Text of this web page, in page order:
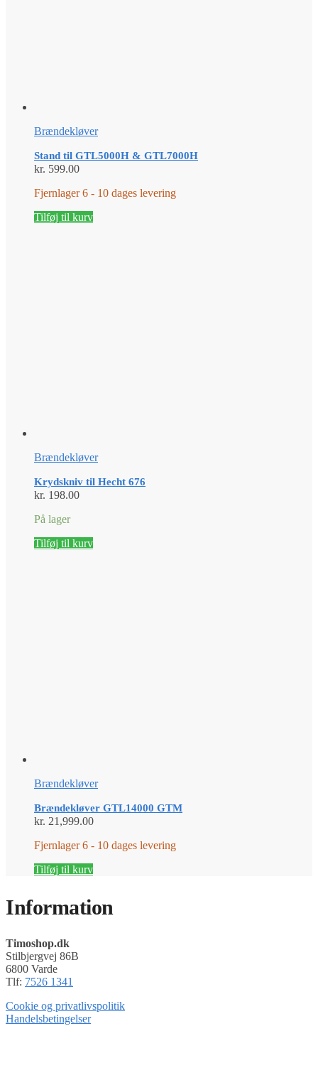
Brændekløver
Stand til GTL5000H & GTL7000H
kr. 599.00
Fjernlager 6 - 10 dages levering
Tilføj til kurv
Brændekløver
Krydskniv til Hecht 676
kr. 198.00
På lager
Tilføj til kurv
Brændekløver
Brændekløver GTL14000 GTM
kr. 21,999.00
Fjernlager 6 - 10 dages levering
Tilføj til kurv
Information
Timoshop.dk
Stilbjergvej 86B
6800 Varde
Tlf: 7526 1341
Cookie og privatlivspolitik
Handelsbetingelser